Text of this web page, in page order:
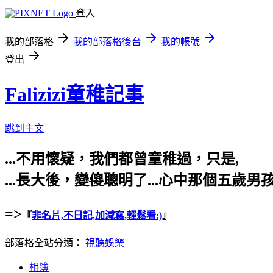
登入
我的部落格 我的部落格後台
我的帳號
登出
Falizizi童稚記事
跳到主文
...不用懷疑，我們都曾童稚過，只是,
...長大後，變傻聰明了...心中那個五歲男
=> 『非名片,不日記,加減寫,輕鬆看:)』
部落格全站分類： 視聽娛樂
相簿